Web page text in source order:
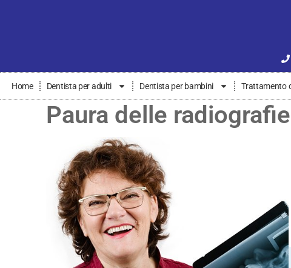
Home Dentista per adulti Dentista per bambini Trattamento
Paura delle